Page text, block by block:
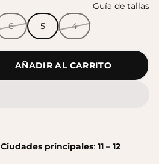
Guía de tallas
6 5 4
AÑADIR AL CARRITO
Ciudades principales: 11 – 12
Sandalias SUN
$140.000